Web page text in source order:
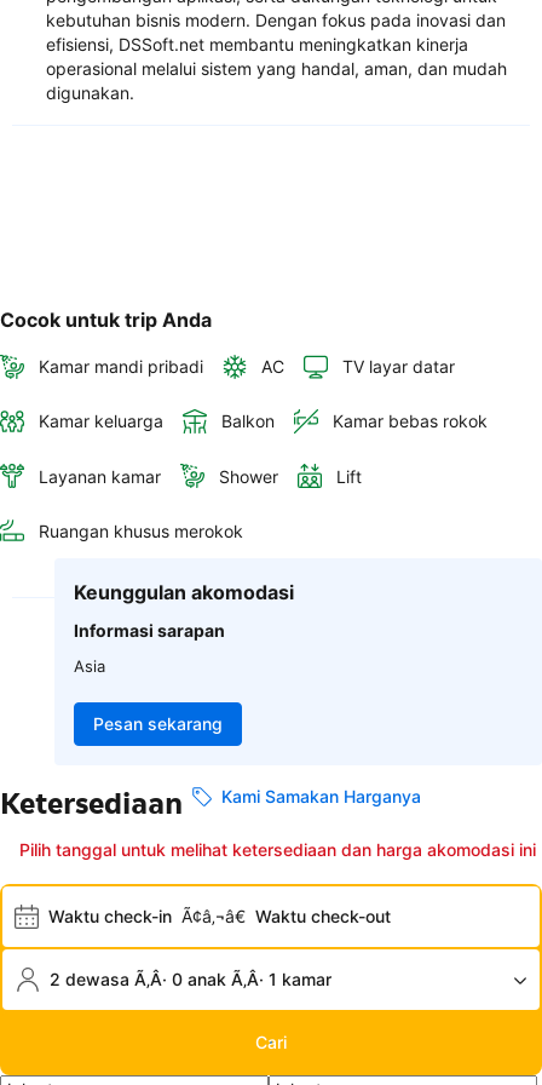
kebutuhan bisnis modern. Dengan fokus pada inovasi dan
efisiensi, DSSoft.net membantu meningkatkan kinerja
operasional melalui sistem yang handal, aman, dan mudah
digunakan.
Cocok untuk trip Anda
Kamar mandi pribadi AC TV layar datar
Kamar keluarga Balkon Kamar bebas rokok
Layanan kamar Shower Lift
Ruangan khusus merokok
Keunggulan akomodasi
Informasi sarapan
Asia
Pesan sekarang
Ketersediaan Kami Samakan Harganya
Pilih tanggal untuk melihat ketersediaan dan harga akomodasi ini
Waktu check-in Ã¢â‚¬â€ Waktu check-out
2 dewasa Ã‚Â· 0 anak Ã‚Â· 1 kamar
Cari